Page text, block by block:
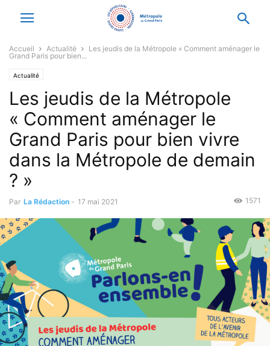
Accueil Actualité
Les jeudis de la Métropole « Comment aménager le
Grand Paris pour bien...
Actualité
Les jeudis de la Métropole
« Comment aménager le
Grand Paris pour bien vivre
dans la Métropole de demain
? »
Par La Rédaction - 17 mai 2021 1571